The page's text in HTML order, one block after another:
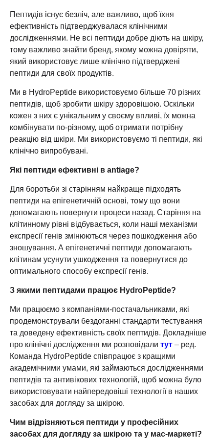
Пептидів існує безліч, але важливо, щоб їхня
ефективність підтверджувалася клінічними
дослідженнями. Не всі пептиди добре діють на шкіру,
тому важливо знайти бренд, якому можна довіряти,
який використовує лише клінічно підтверджені
пептиди для своїх продуктів.
Ми в HydroPeptide використовуємо більше 70 різних
пептидів, щоб зробити шкіру здоровішою. Оскільки
кожен з них є унікальним у своєму впливі, їх можна
комбінувати по-різному, щоб отримати потрібну
реакцію від шкіри. Ми використовуємо ті пептиди, які
клінічно випробувані.
Які пептиди ефективні в antiage?
Для боротьби зі старінням найкраще підходять
пептиди на епігенетичній основі, тому що вони
допомагають повернути процеси назад. Старіння на
клітинному рівні відбувається, коли наші механізми
експресії генів змінюються через пошкодження або
зношування. А епігенетичні пептиди допомагають
клітинам усунути ушкодження та повернутися до
оптимального способу експресії генів.
З якими пептидами працює HydroPeptide?
Ми працюємо з компаніями-постачальниками, які
продемонстрували бездоганні стандарти тестування
та доведену ефективність своїх пептидів. Докладніше
про клінічні дослідження ми розповідали тут – ред.
Команда HydroPeptide співпрацює з кращими
академічними умами, які займаються дослідженнями
пептидів та антивікових технологій, щоб можна було
використовувати найпередовіші технології в наших
засобах для догляду за шкірою.
Чим відрізняються пептиди у професійних
засобах для догляду за шкірою та у мас-маркеті?